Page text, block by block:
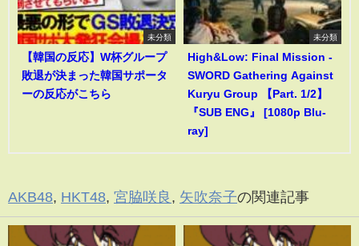
未分類
【韓国の反応】W杯グループ
敗退が決まった韓国サポータ
ーの反応がこちら
未分類
High&Low: Final Mission -
SWORD Gathering Against
Kuryu Group 【Part. 1/2】
『SUB ENG』 [1080p Blu-
ray]
AKB48, HKT48, 宮脇咲良 , 矢吹奈子の関連記事